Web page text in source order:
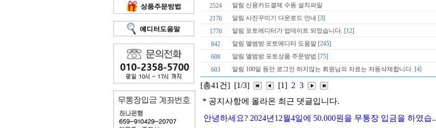
2524 알림 신용카드결제 수동 설치파일
2176 알림 사진꾸미기 다운로드 안내 [3]
1770 알림 포토에디터가 업데이트 되었습니다. [12]
842 알림 앨범방 포토에디터 도움말 [245]
608 알림 앨범방 포토상품 주문방법 [75]
603 알림 100일 동안 로그인 하지않는 회원님의 자료는 자동삭제합니다. [4]
[총41건] [1/3] [1] 2 3
* 공지사항에 올라온 최근 댓글입니다.
안녕하세요? 2024년12월4일에 50.000원을 무통장 입금을 하였습..